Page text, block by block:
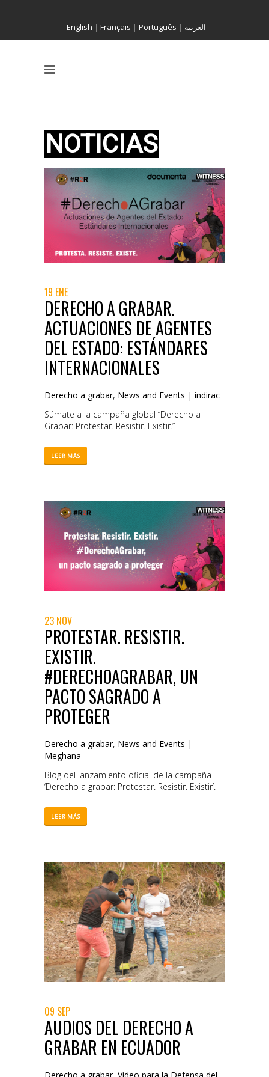
English | Français | Português | العربية
19 ENE
DERECHO A GRABAR.
ACTUACIONES DE AGENTES
DEL ESTADO: ESTÁNDARES
INTERNACIONALES
Derecho a grabar, News and Events | indirac
Súmate a la campaña global “Derecho a
Grabar: Protestar. Resistir. Existir.”
LEER MÁS
23 NOV
PROTESTAR. RESISTIR.
EXISTIR.
#DERECHOAGRABAR, UN
PACTO SAGRADO A
PROTEGER
Derecho a grabar, News and Events |
Meghana
Blog del lanzamiento oficial de la campaña
‘Derecho a grabar: Protestar. Resistir. Existir’.
LEER MÁS
09 SEP
AUDIOS DEL DERECHO A
GRABAR EN ECUADOR
Derecho a grabar, Video para la Defensa del